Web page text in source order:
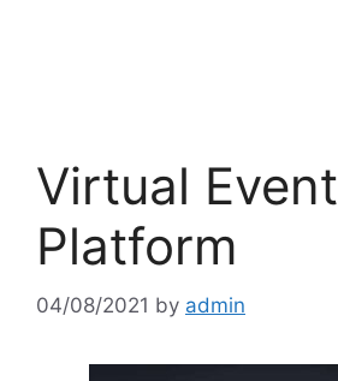
Virtual Event
Platform
04/08/2021 by admin